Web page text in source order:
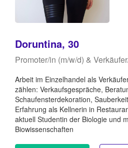
Doruntina, 30
Promoter/in (m/w/d) &
Arbeit im Einzelhandel als
zählen: Verkaufsgespräche,
Schaufensterdekoration,
Erfahrung als Kellnerin in
aktuell Studentin der Biologie und
Biowissenschaften